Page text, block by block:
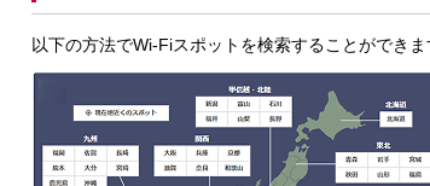
以下の方法でWi-Fiスポットを検索することができま